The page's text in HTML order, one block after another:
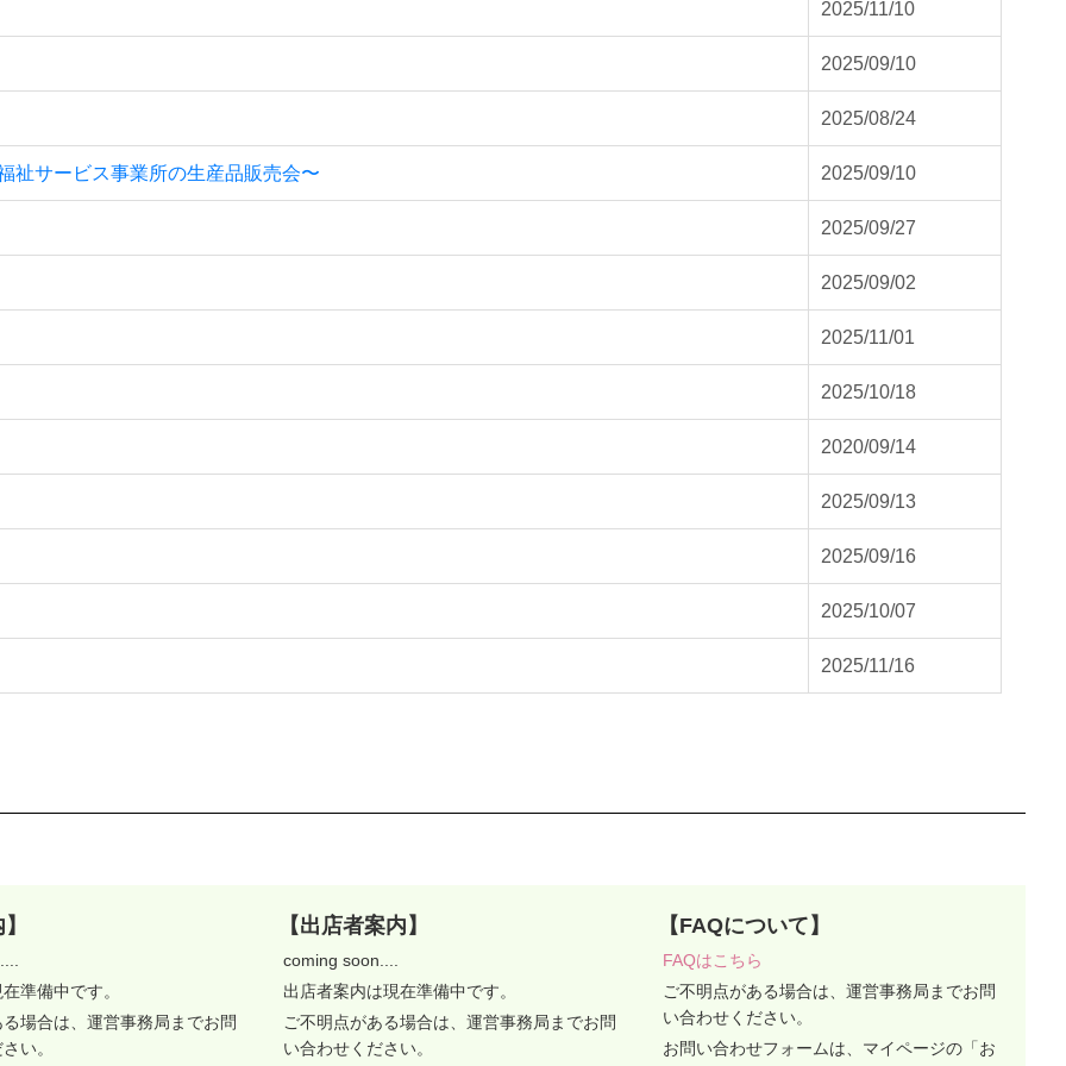
2025/11/10
2025/09/10
2025/08/24
祉サービス事業所の生産品販売会〜 2025/09/10
2025/09/27
2025/09/02
2025/11/01
2025/10/18
2020/09/14
2025/09/13
2025/09/16
2025/10/07
2025/11/16
準備中です。
場合は、運営事務局までお問
い。
【出店者案内】
coming soon....
出店者案内は現在準備中です。
ご不明点がある場合は、運営事務局までお問
い合わせください。
【FAQについて】
FAQはこちら
ご不明点がある場合は、運営事務局までお問
い合わせください。
お問い合わせフォームは、マイページの「お